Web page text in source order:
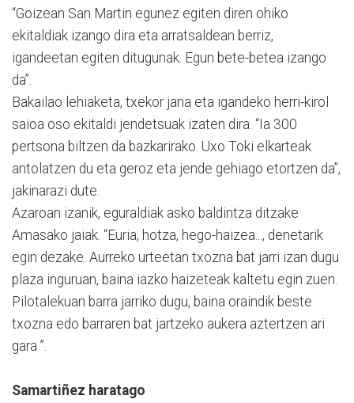
“Goizean San Martin egunez egiten diren ohiko
ekitaldiak izango dira eta arratsaldean berriz,
igandeetan egiten ditugunak. Egun bete-betea izango
da”.
Bakailao lehiaketa, txekor jana eta igandeko herri-kirol
saioa oso ekitaldi jendetsuak izaten dira. “Ia 300
pertsona biltzen da bazkarirako. Uxo Toki elkarteak
antolatzen du eta geroz eta jende gehiago etortzen da”,
jakinarazi dute.
Azaroan izanik, eguraldiak asko baldintza ditzake
Amasako jaiak. “Euria, hotza, hego-haizea..., denetarik
egin dezake. Aurreko urteetan txozna bat jarri izan dugu
plaza inguruan, baina iazko haizeteak kaltetu egin zuen.
Pilotalekuan barra jarriko dugu, baina oraindik beste
txozna edo barraren bat jartzeko aukera aztertzen ari
gara ”.
Samartiñez haratago